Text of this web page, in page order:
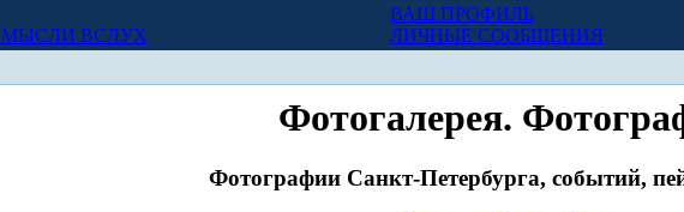
МЫСЛИ ВСЛУХ
ВАШ ПРОФИЛЬ
ЛИЧНЫЕ СООБЩЕНИЯ
Фотогалерея.
Фотографии Санкт-Петербурга, событий,